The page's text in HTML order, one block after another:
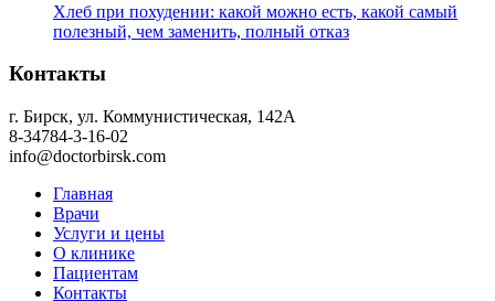
Хлеб при похудении: какой можно есть, какой самый
полезный, чем заменить, полный отказ
Контакты
г. Бирск, ул. Коммунистическая, 142А
8-34784-3-16-02
info@doctorbirsk.com
Главная
Врачи
Услуги и цены
О клинике
Пациентам
Контакты